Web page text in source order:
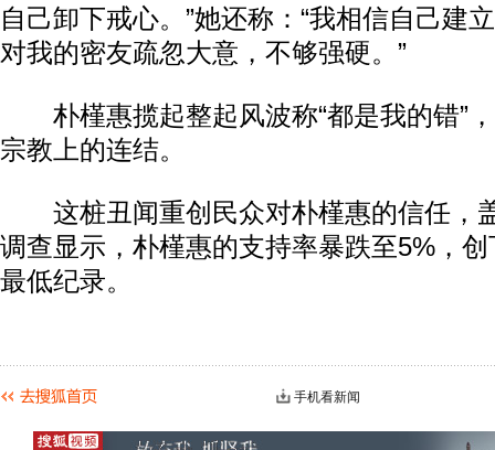
自己卸下戒心。”她还称：“我相信自己建
对我的密友疏忽大意，不够强硬。”
朴槿惠揽起整起风波称“都是我的错”
宗教上的连结。
这桩丑闻重创民众对朴槿惠的信任，
调查显示，朴槿惠的支持率暴跌至5%，
最低纪录。
手机看新闻